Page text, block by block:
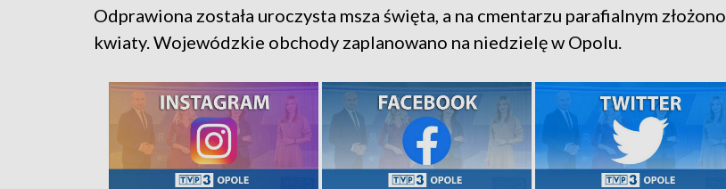
Odprawiona została uroczysta msza święta, a na cmentarzu parafialnym złożono
kwiaty. Wojewódzkie obchody zaplanowano na niedzielę w Opolu.